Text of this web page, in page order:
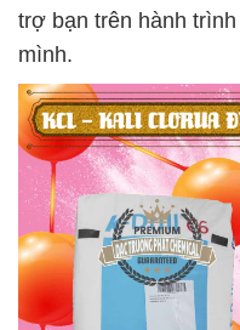
trợ bạn trên hành
mình.